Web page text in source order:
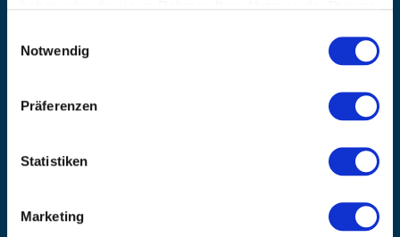
Notwendig
Präferenzen
Statistiken
Marketing
AGB nebst Kundeninformationen
Zahlungsbedingungen
Widerrufsbelehrung